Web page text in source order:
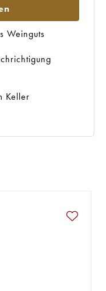
Weinguts
Keller